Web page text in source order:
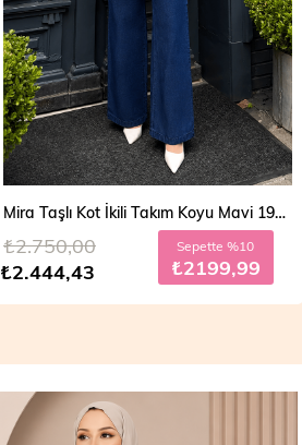
Vera Fermuarlı Denim Takım Açık Mavi 19298
₺2.499,99
₺2.700,00 Sepette %20
₺1999,99